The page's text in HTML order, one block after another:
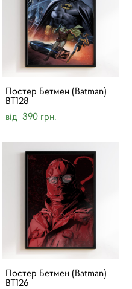
Постер Бетмен (Batman)
BT128
від 390 грн.
Постер Бетмен (Batman)
BT126